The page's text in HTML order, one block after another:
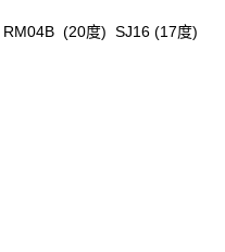
RM04B (20度)SJ16 (17度)